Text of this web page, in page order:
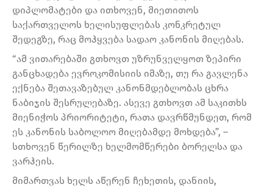
დიპლომატები და ითხოვენ, მიეთითოს
საქართველოს ხელისუფლებას კონკრეტულ
შედეგზე, რაც მოჰყვება სადაო კანონის მიღებას.
“ამ ვითარებაში გთხოვთ უზრუნველყოთ ზეპირი
განცხადება ევროკომისიის იმაზე, თუ რა გავლენა
ექნება შეთავაზებულ კანონმდებლობას ცხრა
ნაბიჯის შესრულებაზე. ასევე გთხოვთ ამ საკითხს
მიენიჭოს პრიორიტეტი, რათა დავრწმუნდეთ, რომ
ეს კანონის საბოლოო მიღებამდე მოხდება”, –
სთხოვენ წერილზე ხელმომწერები ბორელსა და
ვარჰეის.
მიმართვას ხელს აწერენ ჩეხეთის, დანიის,